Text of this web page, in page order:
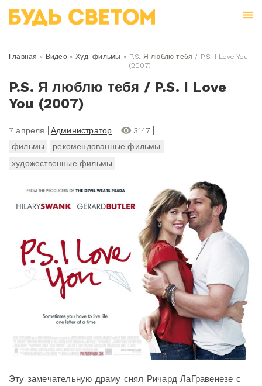
Главная » Видео» Худ. фильмы » P.S. Я люблю тебя / P.S. I Love You
(2007)
P.S. Я люблю тебя / P.S. I Love
You (2007)
7 апреля Администратор
3147
фильмы
рекомендованные фильмы
художественные фильмы
Эту замечательную драму снял Ричард ЛаГравенезе с